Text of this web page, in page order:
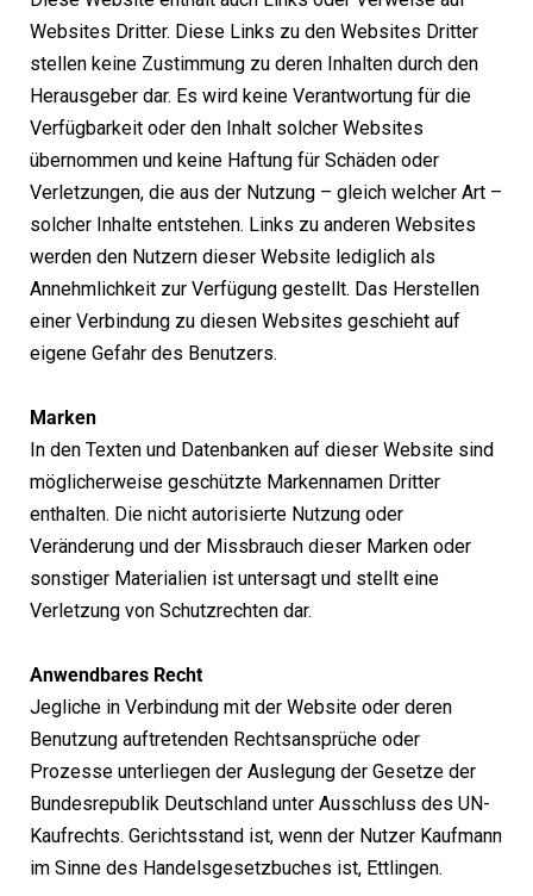
Websites Dritter. Diese Links zu den Websites Dritter
stellen keine Zustimmung zu deren Inhalten durch den
Herausgeber dar. Es wird keine Verantwortung für die
Verfügbarkeit oder den Inhalt solcher Websites
übernommen und keine Haftung für Schäden oder
Verletzungen, die aus der Nutzung – gleich welcher Art –
solcher Inhalte entstehen. Links zu anderen Websites
werden den Nutzern dieser Website lediglich als
Annehmlichkeit zur Verfügung gestellt. Das Herstellen
einer Verbindung zu diesen Websites geschieht auf
eigene Gefahr des Benutzers.
Marken
In den Texten und Datenbanken auf dieser Website sind
möglicherweise geschützte Markennamen Dritter
enthalten. Die nicht autorisierte Nutzung oder
Veränderung und der Missbrauch dieser Marken oder
sonstiger Materialien ist untersagt und stellt eine
Verletzung von Schutzrechten dar.
Anwendbares Recht
Jegliche in Verbindung mit der Website oder deren
Benutzung auftretenden Rechtsansprüche oder
Prozesse unterliegen der Auslegung der Gesetze der
Bundesrepublik Deutschland unter Ausschluss des UN-
Kaufrechts. Gerichtsstand ist, wenn der Nutzer Kaufmann
im Sinne des Handelsgesetzbuches ist, Ettlingen.